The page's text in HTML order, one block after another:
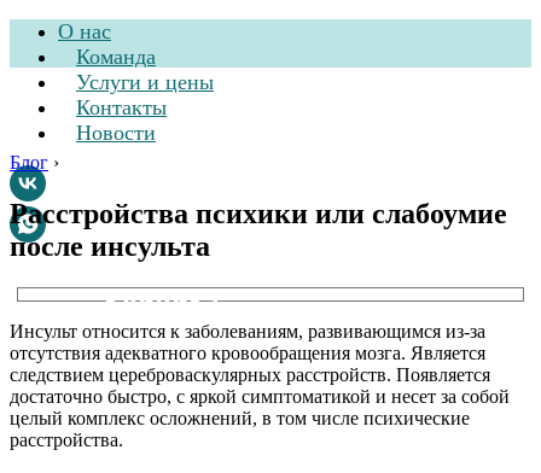
О нас
Команда
Услуги и цены
Контакты
Новости
Стоматологическая
клиника
Блог ›
Расстройства психики или слабоумие
после инсульта
Инсульт относится к заболеваниям, развивающимся из-за
отсутствия адекватного кровообращения мозга. Является
следствием цереброваскулярных расстройств. Появляется
достаточно быстро, с яркой симптоматикой и несет за собой
целый комплекс осложнений, в том числе психические
расстройства.